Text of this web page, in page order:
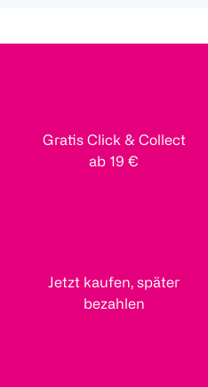
Gratis Click & Collect
ab 19 €
Jetzt kaufen, später
bezahlen